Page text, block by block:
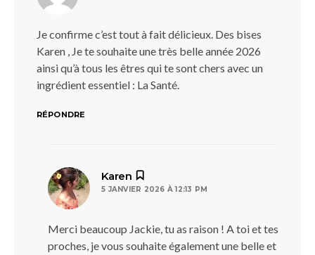
Je confirme c’est tout à fait délicieux. Des bises
Karen , Je te souhaite une très belle année 2026
ainsi qu’à tous les êtres qui te sont chers avec un
ingrédient essentiel : La Santé.
RÉPONDRE
Karen
5 JANVIER 2026 À 12:13 PM
Merci beaucoup Jackie, tu as raison ! A toi et tes
proches, je vous souhaite également une belle et